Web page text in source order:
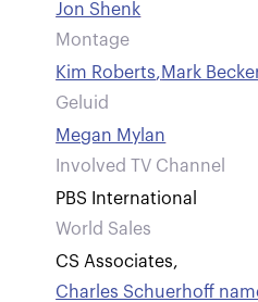
Jon Shenk
Montage
Kim Roberts,Mark
Geluid
Megan Mylan
Involved TV Channel
PBS International
World Sales
CS Associates,
Charles Schuerhoff